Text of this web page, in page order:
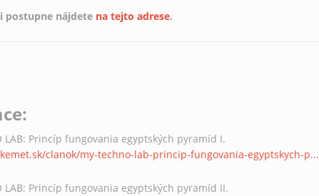
postupne nájdete na tejto adrese.
LAB: Princíp fungovania egyptských pyramíd I.
clanok/my-techno-lab-princip-fungovania-egyptskych-p...
LAB: Princíp fungovania egyptských pyramíd II.